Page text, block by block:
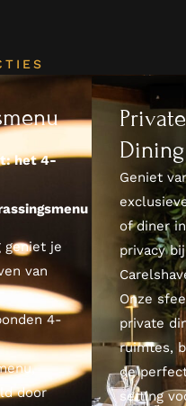
het 4-
geniet je
van
4-
door
Private
Dining
Geniet
of diner
privacy bij
Onze
private
ruimtes,
de
setting